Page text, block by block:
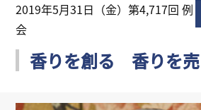
歴史
特徴
2019年5月31日（金）第4,717回 例
会
香りを創る 香りを